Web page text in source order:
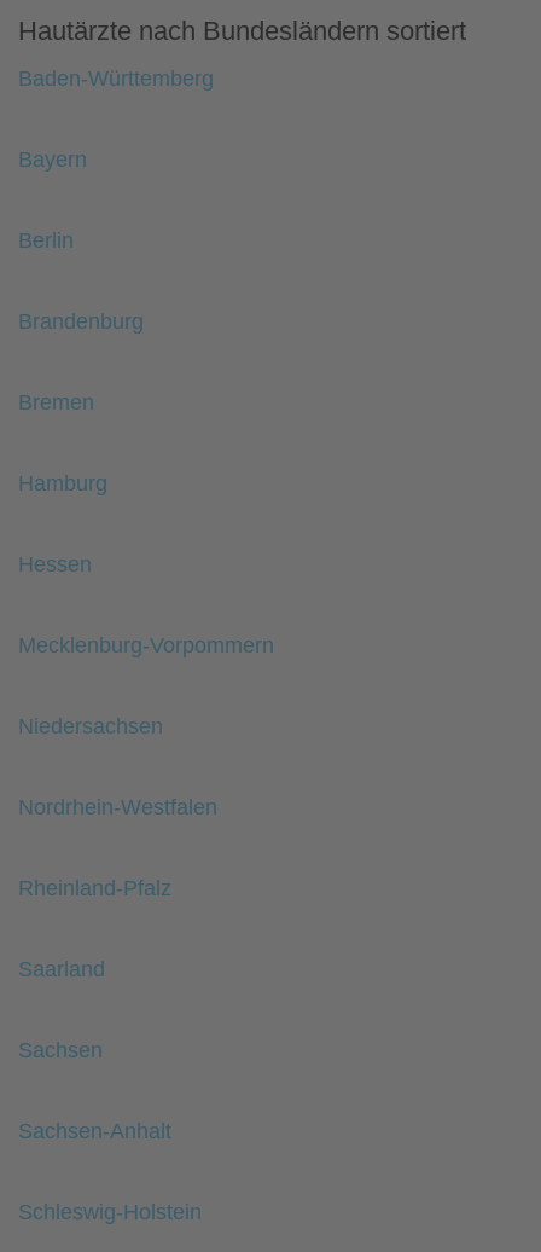
Hautärzte nach Bundesländern sortiert
Baden-Württemberg
Bayern
Berlin
Brandenburg
Bremen
Hamburg
Hessen
Mecklenburg-Vorpommern
Niedersachsen
Nordrhein-Westfalen
Rheinland-Pfalz
Saarland
Sachsen
Sachsen-Anhalt
Schleswig-Holstein